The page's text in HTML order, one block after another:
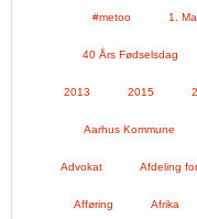
#metoo 1.
40 Års Fødselsdag
2013 2015
Aarhus Kommune
Advokat Afdeling
Afføring Afrika